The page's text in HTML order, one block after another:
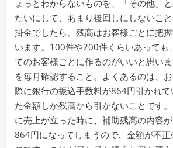
ょっとわからないものを、「その他」
たいにして、あまり後回しにしないこ
掛金でしたら、残高はお客様ごとに把
います。100件や200件くらいあっても
てのお客様ごとに作るのがいいと思い
を毎月確認すること。よくあるのは、
際に銀行の振込手数料が864円引かれ
た金額しか残高から引かないことです
に売上が立った時に、補助残高の内容
864円になってしまうので、金額が不正